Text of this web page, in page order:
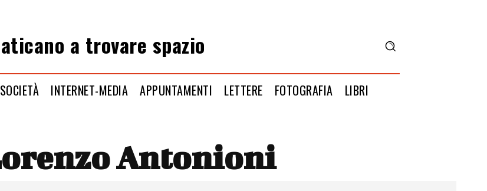
a trovare spazio
SOCIETÀ INTERNET-MEDIA APPUNTAMENTI LETTERE FOTOGRAFIA LIBRI
Antonioni